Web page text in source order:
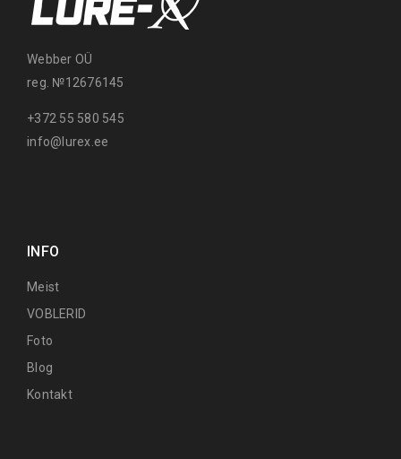
Webber OÜ
reg. №12676145
+372 55 580 545
info@lurex.ee
INFO
Meist
VOBLERID
Foto
Blog
Kontakt